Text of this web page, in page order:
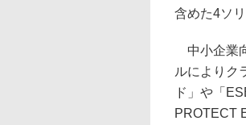
含めた4ソ
中小企業
ルによりク
ド」や「
PROTECT